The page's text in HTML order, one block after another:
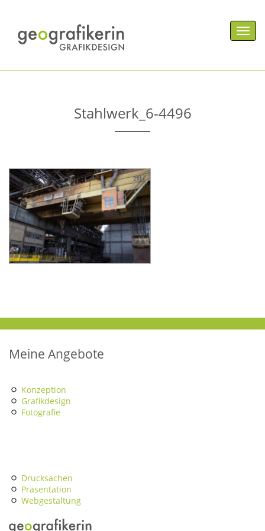
Stahlwerk_6-4496
Meine Angebote
Konzeption
Grafikdesign
Fotografie
Drucksachen
Präsentation
Webgestaltung